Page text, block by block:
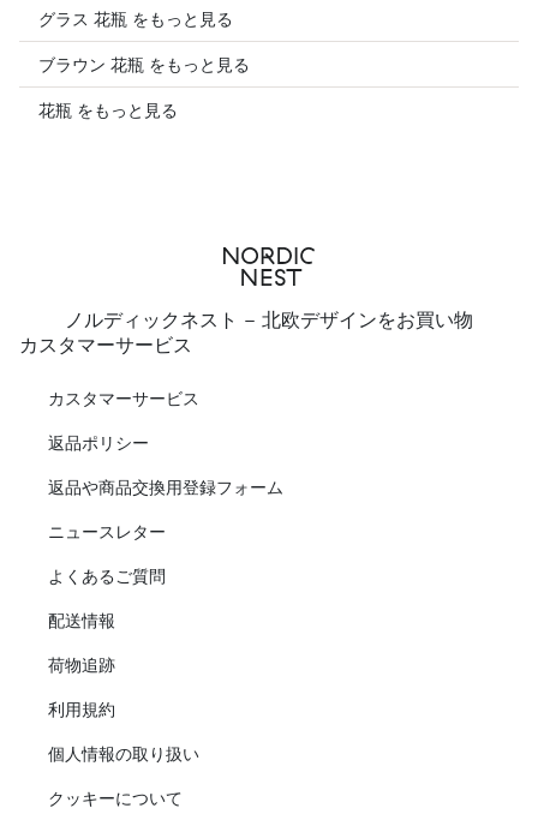
グラス 花瓶 をもっと見る
ブラウン 花瓶 をもっと見る
花瓶 をもっと見る
ノルディックネスト - 北欧デザインをお買い物
カスタマーサービス
カスタマーサービス
返品ポリシー
返品や商品交換用登録フォーム
ニュースレター
よくあるご質問
配送情報
荷物追跡
利用規約
個人情報の取り扱い
クッキーについて